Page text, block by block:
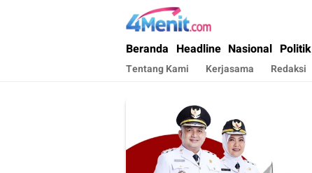
4menit.com
Mengungkap Kisah, Setiap Hari
Beranda Headline Nasional Politik
Tentang Kami Kerjasama Redaksi